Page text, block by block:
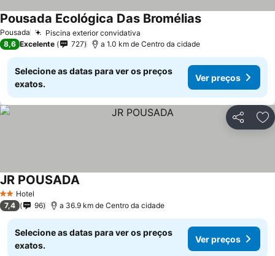
Pousada Piscina exterior convidativa
Pousada Ecológica Das Bromélias
8,6 Excelente 727 a 1.0 km de Centro da cidade
Selecione as datas para ver os preços
exatos.
Ver preços
Partilhar
2 Estrelas
Hotel
JR POUSADA
7,4 96 a 36.9 km de Centro da cidade
Selecione as datas para ver os preços
exatos.
Ver preços